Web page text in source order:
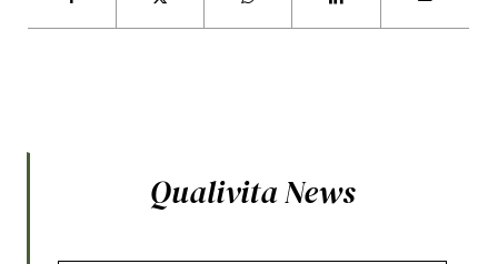
Qualivita News